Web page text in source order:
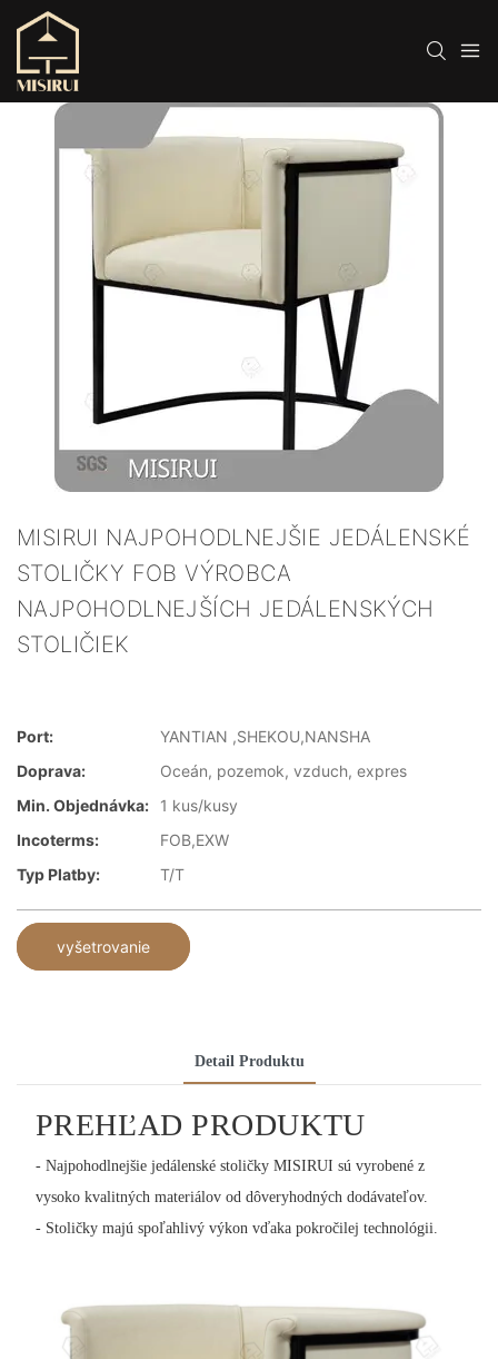
MISIRUI NAJPOHODLNEJŠIE JEDÁLENSKÉ
STOLIČKY FOB VÝROBCA
NAJPOHODLNEJŠÍCH JEDÁLENSKÝCH
STOLIČIEK
Port:
YANTIAN ,SHEKOU,NANSHA
Doprava:
Oceán, pozemok, vzduch, expres
Min. Objednávka:
1 kus/kusy
Incoterms:
FOB,EXW
Typ Platby:
T/T
vyšetrovanie
Detail Produktu
PREHĽAD PRODUKTU
- Najpohodlnejšie jedálenské stoličky MISIRUI sú vyrobené z
vysoko kvalitných materiálov od dôveryhodných dodávateľov.
- Stoličky majú spoľahlivý výkon vďaka pokročilej technológii.